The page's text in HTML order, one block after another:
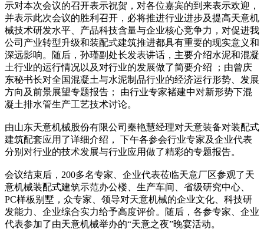
示对本次会议的召开表示祝贺，对各位嘉宾的到来表示欢迎，
并表示此次会议的胜利召开，必将推进行业进步及提高天意机
械技术研发水平、产品科技含量与企业核心竞争力，对促进我
公司产业转型升级和装配式建筑推进都具有重要的现实意义和
深远影响。随后，孙瑾副处长发表讲话，主要介绍水泥和混凝
土行业的运行情况以及对行业的发展做了简要介绍 ；由曾庆
东秘书长对全国混凝土与水泥制品行业的经济运行形势、发展
方向及前景展望专题报告； 由行业专家褚建中对新形势下混
凝土排水管生产工艺技术讨论。
由山东天意机械股份有限公司秦艳慧经理对天意装备对装配式
建筑配套应用了详细介绍， 下午各参会行业专家及企业代表
分别对行业的技术发展与行业应用做了精彩的专题报告。
会议结束后，200多名专家、企业代表莅临天意厂区参观了天
意机械装配式建筑示范办公楼、生产车间、省级研究中心、
PC样板别墅，众专家、领导对天意机械的企业文化、科技研
发能力、企业综合实力给予高度评价。随后，各参专家、企业
代表参加了由天意机械举办的“天意之夜”晚宴活动。